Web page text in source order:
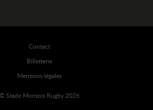
Contact
Billetterie
Mentions légales
© Stade Montois Rugby 2026